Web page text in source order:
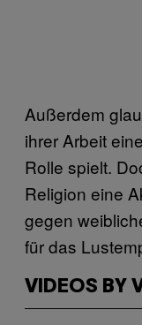
Außerdem
ihrer Arbeit
Rolle spielt.
Religion eine
gegen
für das
VIDEOS BY